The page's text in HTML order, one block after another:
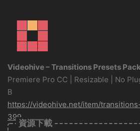
Videohive – Transitions Presets
Premiere Pro CC | Resizable | No
B
https://videohive.net/item/
399
資源下載